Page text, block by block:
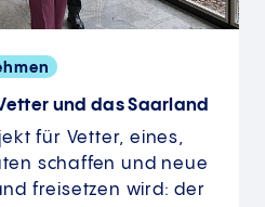
und das Saarland
für Vetter, eines,
schaffen und neue
freisetzen wird: der